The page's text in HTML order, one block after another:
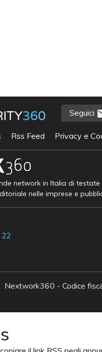
Seguici
Rss Feed Privacy e
network in Italia di testate
nelle imprese e
22
Nextwork360 - Codice